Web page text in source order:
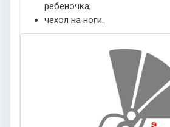
ребеночка;
чехол на ноги.